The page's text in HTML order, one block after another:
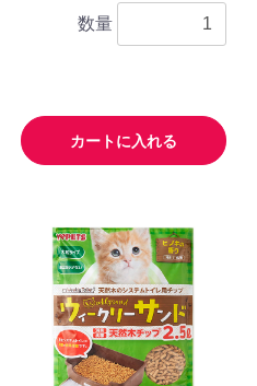
数量
カートに入れる